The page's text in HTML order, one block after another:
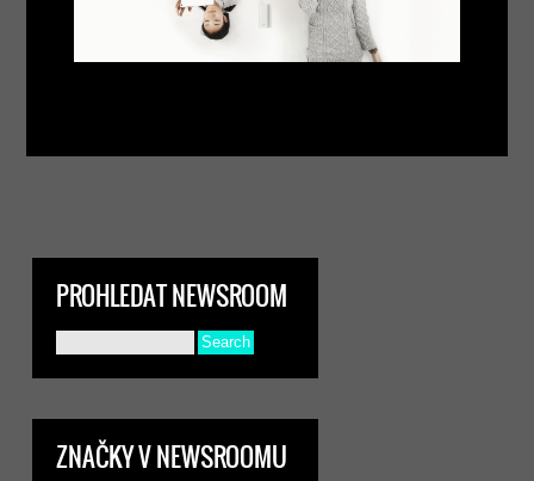
PROHLEDAT NEWSROOM
ZNAČKY V NEWSROOMU